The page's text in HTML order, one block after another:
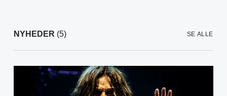
NYHEDER (5) SE ALLE